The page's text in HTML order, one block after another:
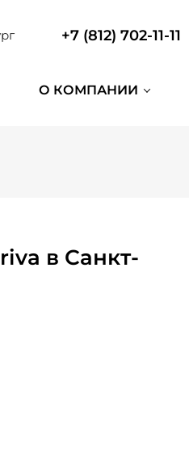
+7 (812) 702-11-11
О КОМПАНИИ
в Санкт-